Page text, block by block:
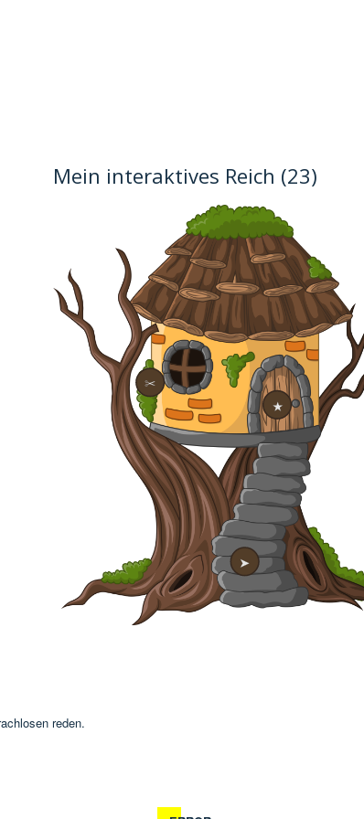
Mein interaktives Reich (23)
➤
★
✂
reden.